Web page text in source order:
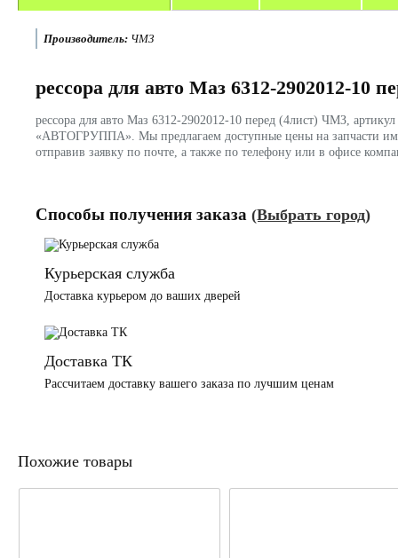
Производитель: ЧМЗ
рессора для авто Маз 6312-2902012-10
рессора для авто Маз 6312-2902012-10 перед (4лист) ЧМЗ,
«АВТОГРУППА». Мы предлагаем доступные цены на запчасти
отправив заявку по почте, а также по телефону или в офисе
Способы получения заказа (Выбрать город)
Курьерская служба
Доставка курьером до ваших дверей
Доставка ТК
Рассчитаем доставку вашего заказа по лучшим ценам
Похожие товары